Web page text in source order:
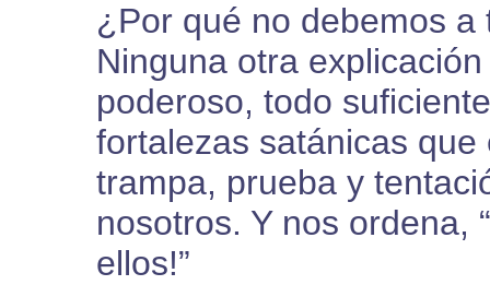
¿Por qué no debemos a
Ninguna otra
poderoso, todo
fortalezas satánicas
trampa, prueba y
nosotros. Y nos ordena,
ellos!”